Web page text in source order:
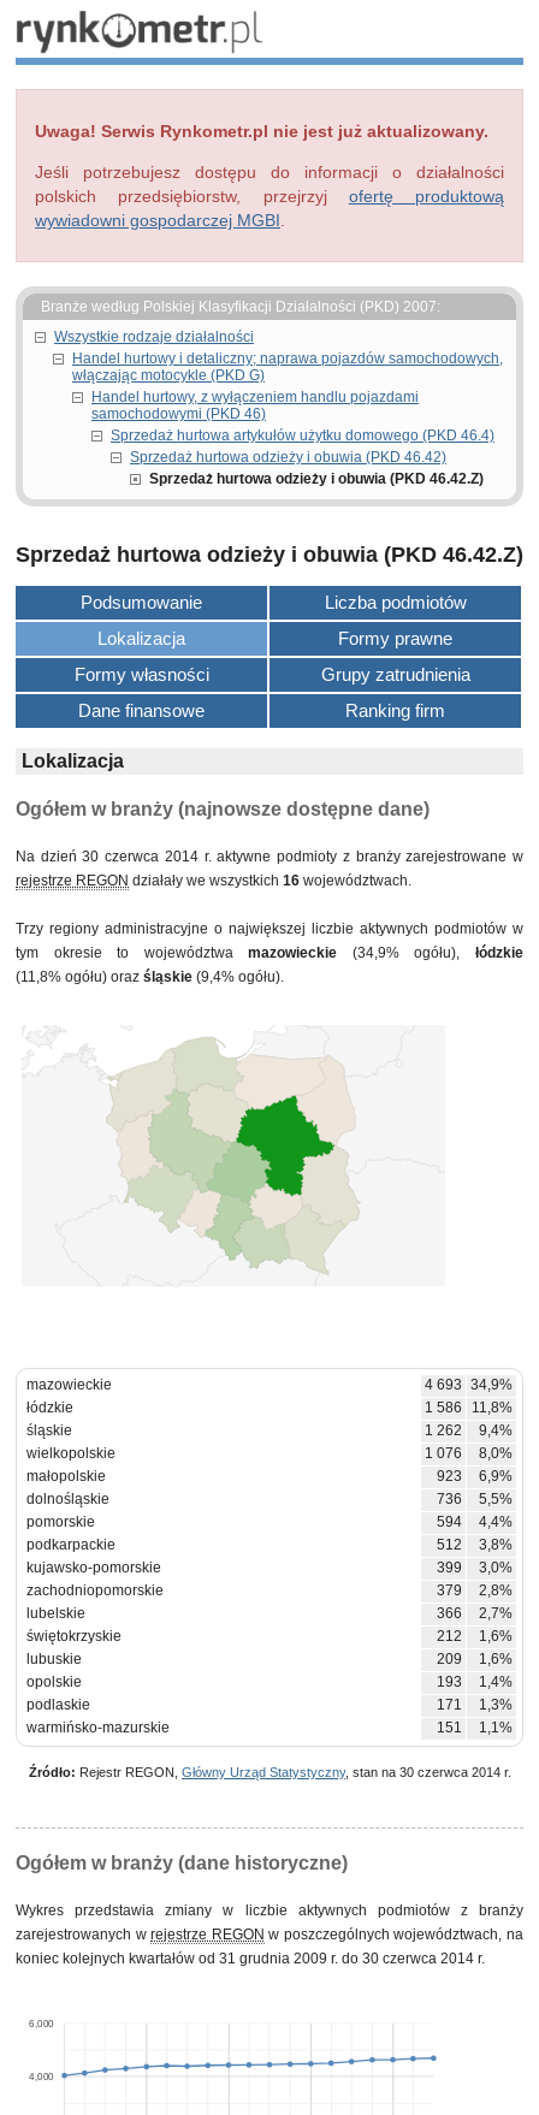
Uwaga! Serwis Rynkometr.pl nie jest już aktualizowany.
Jeśli potrzebujesz dostępu do informacji o działalności
polskich przedsiębiorstw, przejrzyj ofertę produktową
wywiadowni gospodarczej MGBI
Branże według Polskiej Klasyfikacji Działalności (PKD) 2007:
Wszystkie rodzaje działalności
Handel hurtowy i detaliczny; naprawa pojazdów samochodowych,
włączając motocykle (PKD G)
Handel hurtowy, z wyłączeniem handlu pojazdami
samochodowymi (PKD 46)
Sprzedaż hurtowa artykułów użytku domowego (PKD 46.4)
Sprzedaż hurtowa odzieży i obuwia (PKD 46.42)
Sprzedaż hurtowa odzieży i obuwia (PKD 46.42.Z)
Sprzedaż hurtowa odzieży i obuwia (PKD 46.42.Z)
Podsumowanie
Liczba podmiotów
Lokalizacja
Formy prawne
Formy własności
Grupy zatrudnienia
Dane finansowe
Ranking firm
Lokalizacja
Ogółem w branży (najnowsze dostępne dane)
Na dzień 30 czerwca 2014 r. aktywne podmioty z branży zarejestrowane w
rejestrze REGON działały we wszystkich 16 województwach.
Trzy regiony administracyjne o największej liczbie aktywnych podmiotów w
tym okresie to województwamazowieckie (34,9% ogółu),łódzkie
(11,8% ogółu) oraz śląskie (9,4% ogółu).
mazowieckie 4 693 34,9%
łódzkie
1 586
11,8%
śląskie
1 262
9,4%
wielkopolskie
1 076
8,0%
małopolskie
923
6,9%
dolnośląskie
736
5,5%
pomorskie
594
4,4%
podkarpackie
512
3,8%
kujawsko-pomorskie
399
3,0%
zachodniopomorskie
379
2,8%
lubelskie
366
2,7%
świętokrzyskie
212
1,6%
lubuskie
209
1,6%
opolskie
193
1,4%
podlaskie
171
1,3%
warmińsko-mazurskie
151 1,1%
Źródło: Rejestr REGON, Główny Urząd Statystyczny, stan na 30 czerwca 2014 r.
Ogółem w branży (dane historyczne)
Wykres przedstawia zmiany w liczbie aktywnych podmiotów z branży
zarejestrowanych wrejestrze REGON w poszczególnych województwach, na
koniec kolejnych kwartałów od 31 grudnia 2009 r. do 30 czerwca 2014 r.
4,000
6,000